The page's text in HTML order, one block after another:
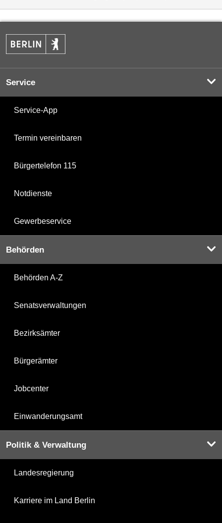
Service
Service-App
Termin vereinbaren
Bürgertelefon 115
Notdienste
Gewerbeservice
Behörden
Behörden A-Z
Senatsverwaltungen
Bezirksämter
Bürgerämter
Jobcenter
Einwanderungsamt
Politik & Verwaltung
Landesregierung
Karriere im Land Berlin